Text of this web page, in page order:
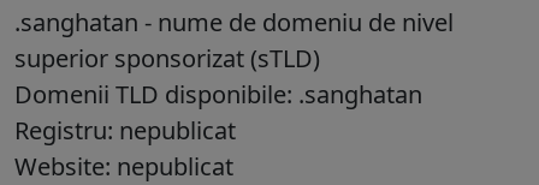
.sanghatan - nume de domeniu de nivel
superior sponsorizat (sTLD)
Domenii TLD disponibile: .sanghatan
Registru: nepublicat
Website: nepublicat